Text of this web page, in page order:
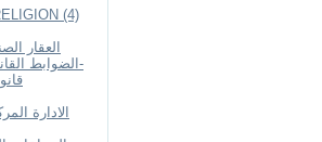
(4)
العقار
-الضوابط
الادارة